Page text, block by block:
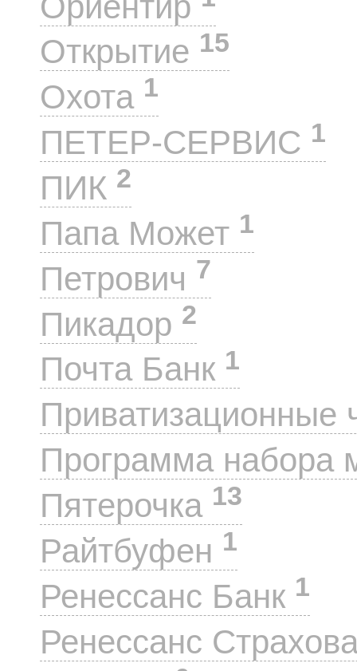
Открытие 15
Охота 1
ПЕТЕР-СЕРВИС 1
ПИК 2
Папа Может 1
Петрович 7
Пикадор 2
Почта Банк 1
Приватизационные
Программа набора
Пятерочка 13
Райтбуфен 1
Ренессанс Банк 1
Ренессанс